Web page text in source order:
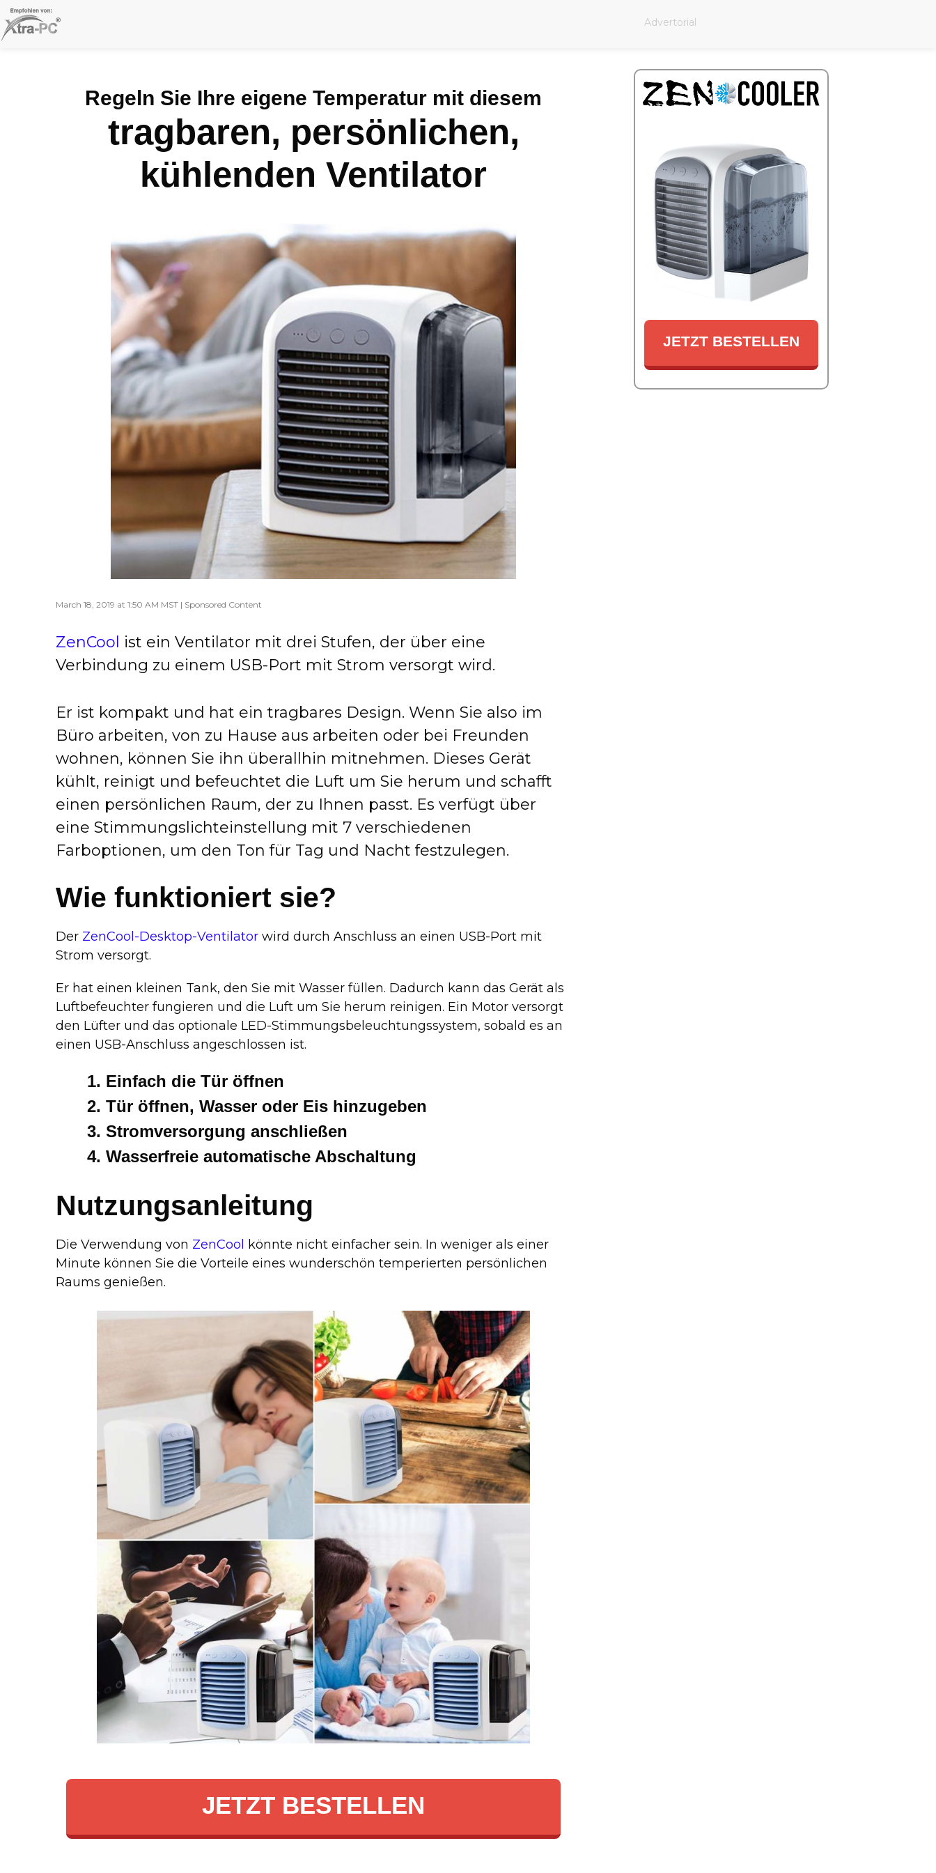
Skip
to
Advertorial
Regeln Sie Ihre eigene Temperatur mit diesem
tragbaren, persönlichen,
kühlenden Ventilator
March 18, 2019 at 1:50 AM MST | Sponsored Content
ZenCool ist ein Ventilator mit drei Stufen, der über eine
Verbindung zu einem USB-Port mit Strom versorgt wird.
Er ist kompakt u​nd hat ein tragbares Design. Wenn Sie also im
Büro arbeiten, von zu Hause aus arbeiten oder bei Freunden
wohnen, können Sie ihn überallhin mitnehmen. Dieses Gerät
kühlt, reinigt und befeuchtet die Luft um Sie herum und schafft
einen persönlichen Raum, der zu Ihnen passt. Es verfügt über
eine Stimmungslichteinstellung mit 7 verschiedenen
Farboptionen, um den Ton für Tag und Nacht festzulegen.
Wie funktioniert sie?
Der ZenCool-Desktop-Ventilator wird durch Anschluss an einen USB-Port mit
Strom versorgt.
Er hat einen kleinen Tank, den Sie mit Wasser füllen. Dadurch kann das Gerät als
Luftbefeuchter fungieren und die Luft um Sie herum reinigen. Ein Motor versorgt
den Lüfter und das optionale LED-Stimmungsbeleuchtungssystem, sobald es an
einen USB-Anschluss angeschlossen ist.
Einfach die Tür öffnen
Tür öffnen, Wasser oder Eis hinzugeben
Stromversorgung anschließen
Wasserfreie automatische Abschaltung
Nutzungsanleitung
Die Verwendung von ZenCool
könnte nicht einfacher sein. In weniger als einer
Minute können Sie die Vorteile eines wunderschön temperierten persönlichen
Raums genießen.
JETZT BESTELLEN
JETZT BESTELLEN